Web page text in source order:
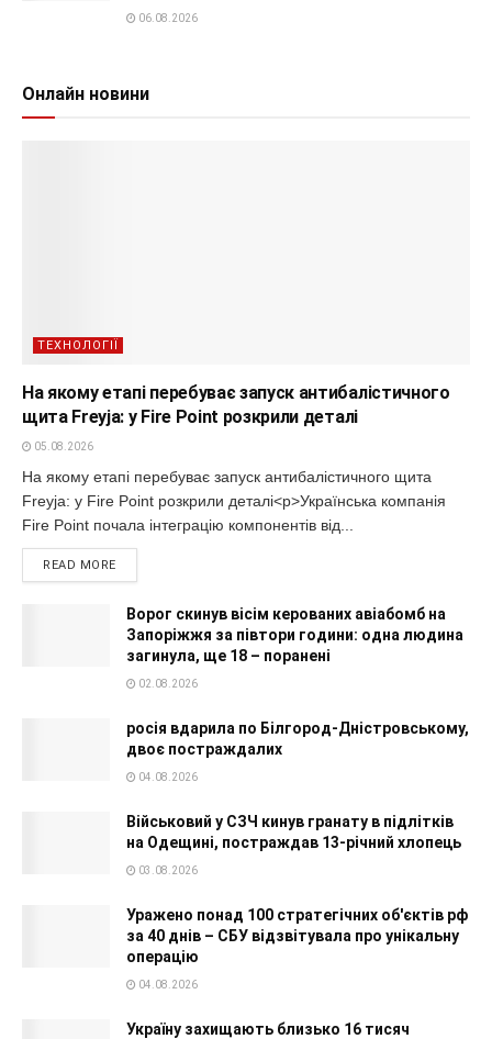
06.08.2026
Онлайн новини
ТЕХНОЛОГІЇ
На якому етапі перебуває запуск антибалістичного
щита Freyja: у Fire Point розкрили деталі
05.08.2026
На якому етапі перебуває запуск антибалістичного щита
Freyja: у Fire Point розкрили деталі<p>Українська компанія
Fire Point почала інтеграцію компонентів від...
READ MORE
Ворог скинув вісім керованих авіабомб на
Запоріжжя за півтори години: одна людина
загинула, ще 18 – поранені
02.08.2026
росія вдарила по Білгород-Дністровському,
двоє постраждалих
04.08.2026
Військовий у СЗЧ кинув гранату в підлітків
на Одещині, постраждав 13-річний хлопець
03.08.2026
Уражено понад 100 стратегічних об'єктів рф
за 40 днів – СБУ відзвітувала про унікальну
операцію
04.08.2026
Україну захищають близько 16 тисяч